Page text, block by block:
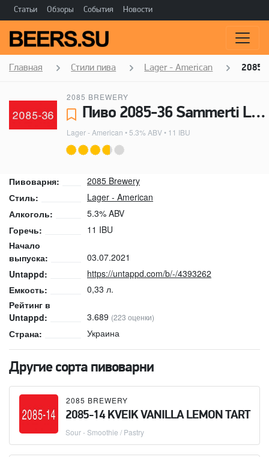
Статьи Обзоры События Новости
Главная Стили пива Lager - American 2085-
2085 BREWERY
Пиво 2085-36 Sammerti Lager - 2085 Brewery
Lager - American • 5.3% ABV • 11 IBU
Пивоварня:
2085 Brewery
Стиль:
Lager - American
Алкоголь:
5.3% ABV
Горечь:
11 IBU
Начало
выпуска:
03.07.2021
Untappd:
https://untappd.com/b/-/4393262
Емкость:
0,33 л.
Рейтинг в
Untappd:
3.689 (223 оценки)
Страна: Украина
Другие сорта пивоварни
2085 BREWERY
2085-14 KVEIK VANILLA LEMON TART
Sour - Smoothie / Pastry